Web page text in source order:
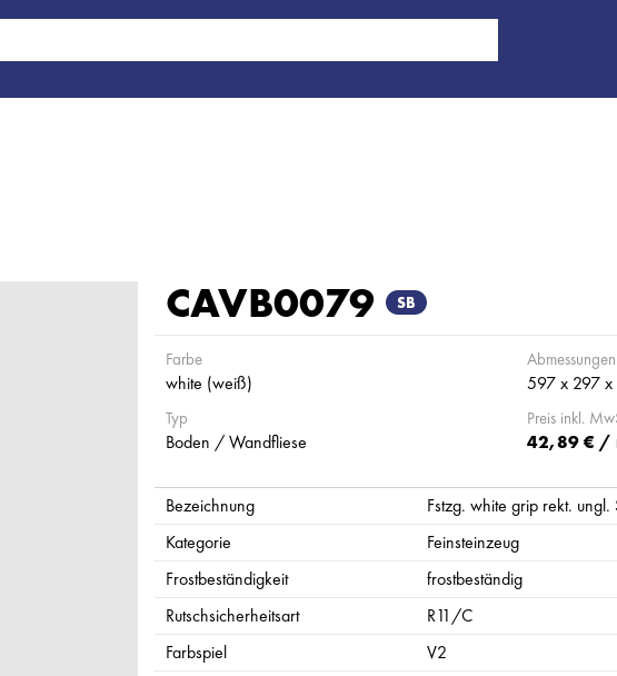
CAVB0079 SB
Farbe
white (weiß) 597 x 297
Typ
Boden / Wandfliese
Preis inkl.
42,89 € /
Bezeichnung
Fstzg. white grip rekt. ungl.
Kategorie
Feinsteinzeug
Frostbeständigkeit
frostbeständig
Rutschsicherheitsart
R11/C
Farbspiel
V2